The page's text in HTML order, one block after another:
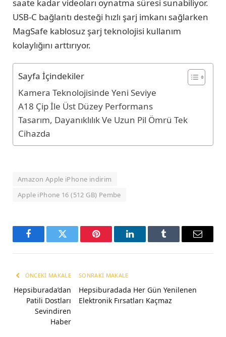
saate kadar videoları oynatma süresi sunabiliyor.
USB-C bağlantı desteği hızlı şarj imkanı sağlarken
MagSafe kablosuz şarj teknolojisi kullanım
kolaylığını arttırıyor.
Sayfa İçindekiler
Kamera Teknolojisinde Yeni Seviye
A18 Çip İle Üst Düzey Performans
Tasarım, Dayanıklılık Ve Uzun Pil Ömrü Tek
Cihazda
Amazon Apple iPhone indirim
Apple iPhone 16 (512 GB) Pembe
FacebookTwitter Pinterest LinkedInTumblr Email
ÖNCEKI MAKALE
Hepsiburada’dan
Patili Dostları
Sevindiren
Haber
SONRAKI MAKALE
Hepsiburadada Her Gün Yenilenen
Elektronik Fırsatları Kaçmaz